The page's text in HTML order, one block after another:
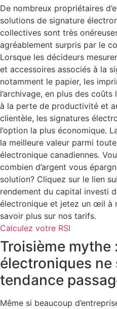
De nombreux propriétaires
solutions de signature
collectives sont très
agréablement surpris par le
Lorsque les décideurs
et accessoires associés à la
notamment le papier, les
l’archivage, en plus des
à la perte de productivité et
clientèle, les signatures
l’option la plus économique.
la meilleure valeur parmi
électronique canadiennes.
combien d’argent vous
solution? Cliquez sur le lien
rendement du capital investi
électronique et jetez un œil à
savoir plus sur nos tarifs.
Calculez votre RSI
Troisième mythe
électroniques ne
tendance
Même si beaucoup